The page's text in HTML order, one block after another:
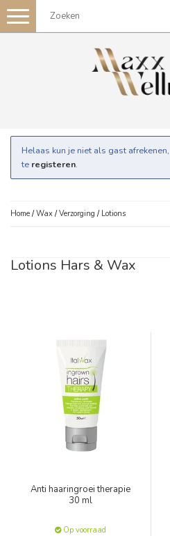
Toggle
navigation
Helaas kun je niet als gast
te registeren.
Home /Wax /Verzorging / Lotions
Lotions Hars & Wax
Anti haaringroei therapie
30 ml
Op voorraad